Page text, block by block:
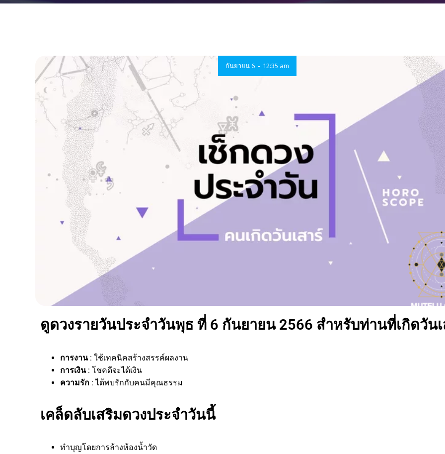
กันยายน 6 - 12:35 am
ดูดวงรายวันประจำวันพุธ ที่ 6 กันยายน 2566 สำหรับท่านที่เกิดวัน
การงาน : ใช้เทคนิคสร้างสรรค์ผลงาน
การเงิน : โชคดีจะได้เงิน
ความรัก : ได้พบรักกับคนมีคุณธรรม
เคล็ดลับเสริมดวงประจำวันนี้
ทำบุญโดยการล้างห้องน้ำวัด